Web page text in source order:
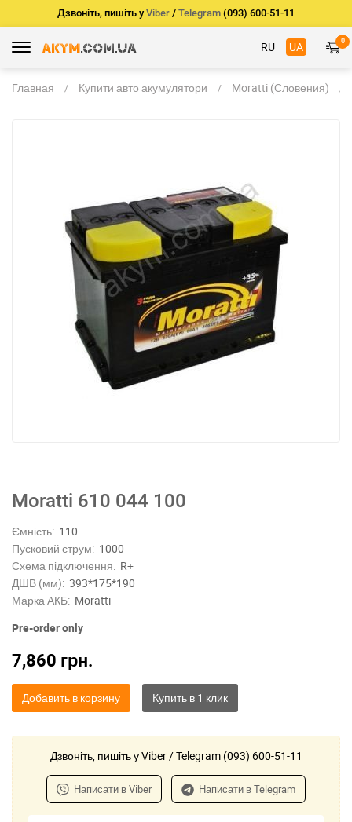
Дзвоніть, пишіть у Viber / Telegram (093) 600-51-11
RU UA 0
Главная Купити авто акумулятори Moratti (Словения)
Moratti 610 044 100
Ємність: 110
Пусковий струм: 1000
Схема підключення: R+
ДШВ (мм): 393*175*190
Марка АКБ: Moratti
Pre-order only
7,860 грн.
Добавить в корзину
Дзвоніть, пишіть у Viber / Telegram (093) 600-51-11
Написати в Viber Написати в Telegram